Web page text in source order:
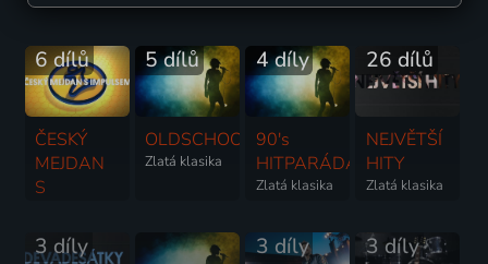
6 dílů
ČESKÝ
MEJDAN
S
Zlatá klasika
5 dílů
OLDSCHOOL
Zlatá klasika
4 díly
90's
HITPARÁDA
Zlatá klasika
26 dílů
NEJVĚTŠÍ
HITY
Zlatá klasika
3 díly 3 díly 3 díly